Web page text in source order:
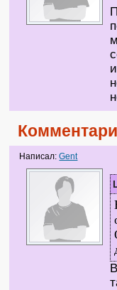
Написал:Gent